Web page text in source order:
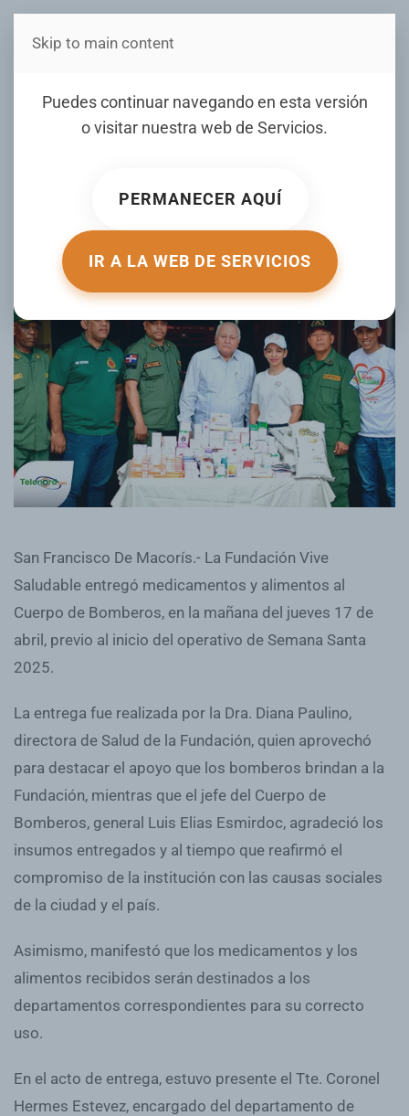
Estás en Telenord Medios
Puedes continuar navegando en esta versión
o visitar nuestra web de Servicios.
PERMANECER AQUÍ
IR A LA WEB DE SERVICIOS
Skip to main content
Fundación Vive Saludable
entrega Medicamentos y
ESCRITO POR TELENORD.COM.DO EL 17 ABRIL 2025
San Francisco De Macorís.- La Fundación Vive
Saludable entregó medicamentos y alimentos al
Cuerpo de Bomberos, en la mañana del jueves 17 de
abril, previo al inicio del operativo de Semana Santa
2025.
La entrega fue realizada por la Dra. Diana Paulino,
directora de Salud de la Fundación, quien aprovechó
para destacar el apoyo que los bomberos brindan a la
Fundación, mientras que el jefe del Cuerpo de
Bomberos, general Luis Elias Esmirdoc, agradeció los
insumos entregados y al tiempo que reafirmó el
compromiso de la institución con las causas sociales
de la ciudad y el país.
Asimismo, manifestó que los medicamentos y los
alimentos recibidos serán destinados a los
departamentos correspondientes para su correcto
uso.
En el acto de entrega, estuvo presente el Tte. Coronel
Hermes Estevez, encargado del departamento de